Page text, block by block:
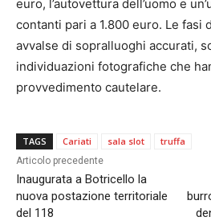
euro, l’autovettura dell’uomo e
contanti pari a 1.800 euro. Le fasi
avvalse di sopralluoghi accurati,
individuazioni fotografiche che
provvedimento cautelare.
TAGS Cariati sala slot truffa
Articolo precedente
Inaugurata a Botricello la
nuova postazione territoriale
del 118